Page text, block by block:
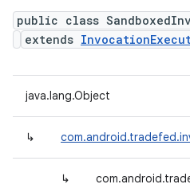
public class
extends
java.lang.Object
↳
↳